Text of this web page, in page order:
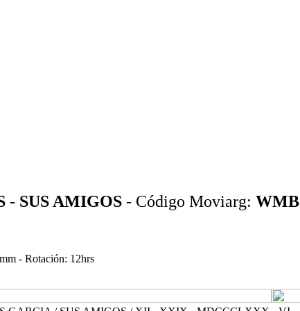
- SUS AMIGOS - Código Moviarg:
- Rotación: 12hrs